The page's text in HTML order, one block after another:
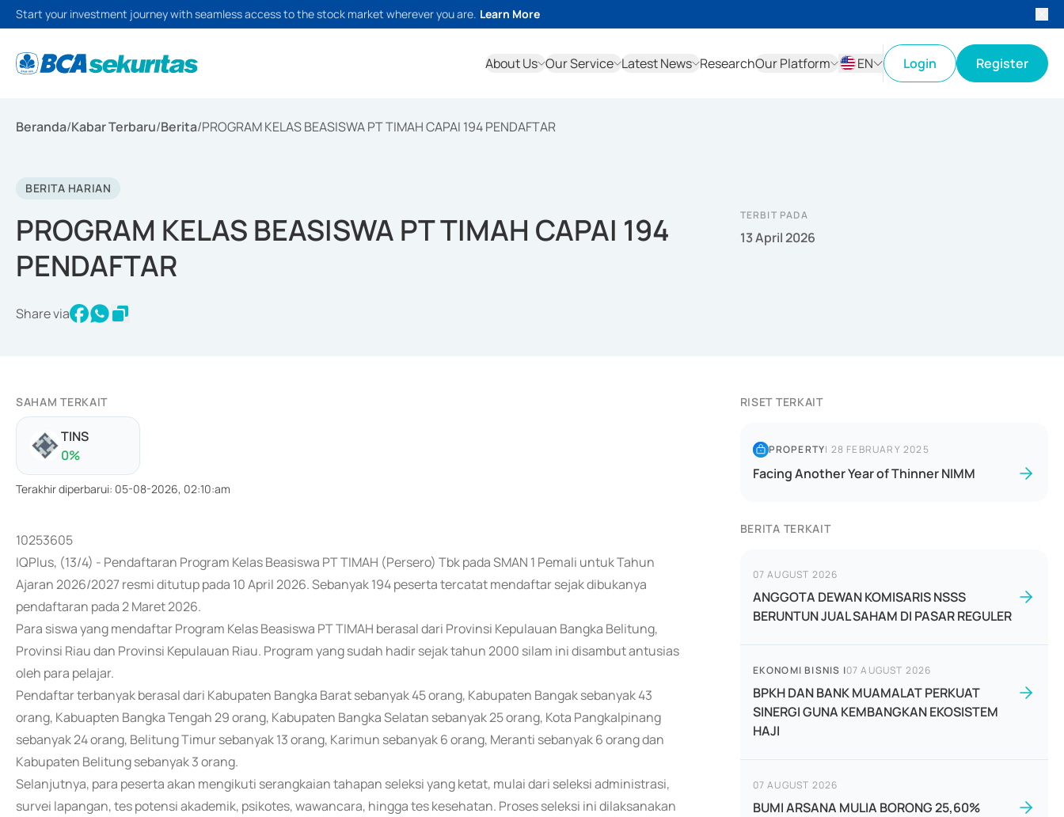
Start your investment journey with seamless access to the stock market wherever you are. Learn More
About Us Our Service Latest News ResearchOur Platform
EN
Login Register
Beranda/Kabar Terbaru/Berita/PROGRAM KELAS BEASISWA PT TIMAH CAPAI 194 PENDAFTAR
BERITA HARIAN
PROGRAM KELAS BEASISWA PT TIMAH CAPAI 194
PENDAFTAR
Share via
TERBIT PADA
13 April 2026
SAHAM TERKAIT
TINS
0%
Terakhir diperbarui: 05-08-2026, 02:10:am
10253605
IQPlus, (13/4) - Pendaftaran Program Kelas Beasiswa PT TIMAH (Persero) Tbk pada SMAN 1 Pemali untuk Tahun
Ajaran 2026/2027 resmi ditutup pada 10 April 2026. Sebanyak 194 peserta tercatat mendaftar sejak dibukanya
pendaftaran pada 2 Maret 2026.
Para siswa yang mendaftar Program Kelas Beasiswa PT TIMAH berasal dari Provinsi Kepulauan Bangka Belitung,
Provinsi Riau dan Provinsi Kepulauan Riau. Program yang sudah hadir sejak tahun 2000 silam ini disambut antusias
oleh para pelajar.
Pendaftar terbanyak berasal dari Kabupaten Bangka Barat sebanyak 45 orang, Kabupaten Bangak sebanyak 43
orang, Kabuapten Bangka Tengah 29 orang, Kabupaten Bangka Selatan sebanyak 25 orang, Kota Pangkalpinang
sebanyak 24 orang, Belitung Timur sebanyak 13 orang, Karimun sebanyak 6 orang, Meranti sebanyak 6 orang dan
Kabupaten Belitung sebanyak 3 orang.
Selanjutnya, para peserta akan mengikuti serangkaian tahapan seleksi yang ketat, mulai dari seleksi administrasi,
survei lapangan, tes potensi akademik, psikotes, wawancara, hingga tes kesehatan. Proses seleksi ini dilaksanakan
RISET TERKAIT
PROPERTY| 28 FEBRUARY 2025
Facing Another Year of Thinner NIMM
BERITA TERKAIT
07 AUGUST 2026
ANGGOTA DEWAN KOMISARIS NSSS
BERUNTUN JUAL SAHAM DI PASAR REGULER
EKONOMI BISNIS |07 AUGUST 2026
BPKH DAN BANK MUAMALAT PERKUAT
SINERGI GUNA KEMBANGKAN EKOSISTEM
HAJI
07 AUGUST 2026
BUMI ARSANA MULIA BORONG 25,60%